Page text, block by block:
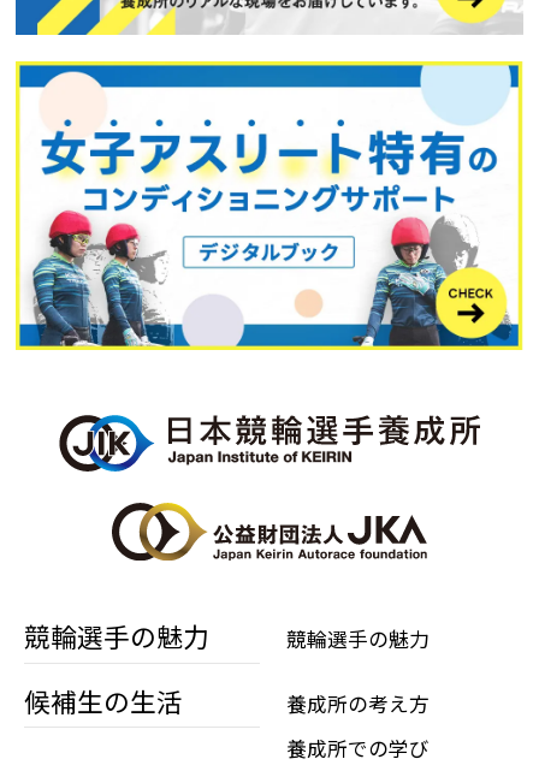
競輪選手の魅力 競輪選手の魅力
候補生の生活
養成所の考え方
養成所での学び